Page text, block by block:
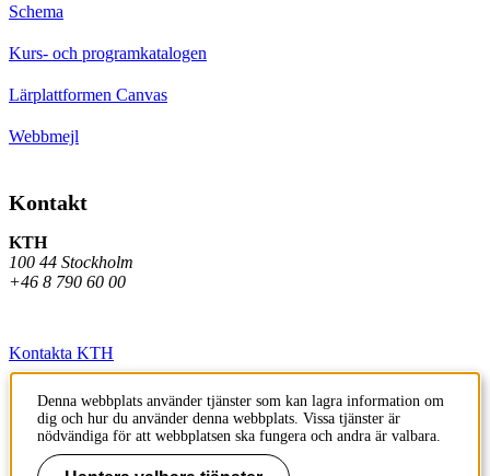
Schema
Kurs- och programkatalogen
Lärplattformen Canvas
Webbmejl
Kontakt
KTH
100 44 Stockholm
+46 8 790 60 00
Kontakta KTH
Jobba på KTH
Press och media
Denna webbplats använder tjänster som kan lagra information om
dig och hur du använder denna webbplats. Vissa tjänster är
nödvändiga för att webbplatsen ska fungera och andra är valbara.